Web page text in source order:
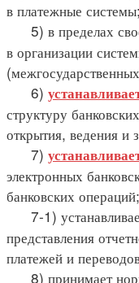
в платежные системы;
5) в пределах
в организации
6)
структуру
открытия, ведения и
7)
электронных
банковских операций;
7-1)
представления
платежей и
8) принимает